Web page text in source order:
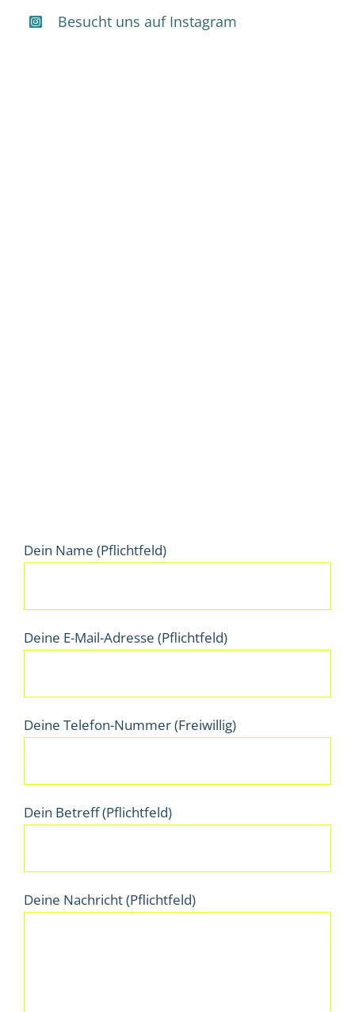
Dein Name (Pflichtfeld)
Deine E-Mail-Adresse (Pflichtfeld)
Deine Telefon-Nummer (Freiwillig)
Dein Betreff (Pflichtfeld)
Deine Nachricht (Pflichtfeld)
Besucht uns auf Instagram